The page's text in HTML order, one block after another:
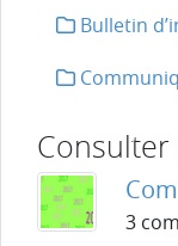
Bulletin
3